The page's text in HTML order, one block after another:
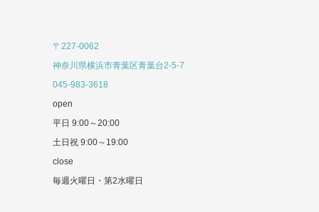
〒227-0062
神奈川県横浜市青葉区青葉台2-5-7
045-983-3618
open
平日 9:00～20:00
土日祝 9:00～19:00
close
毎週火曜日・第2水曜日